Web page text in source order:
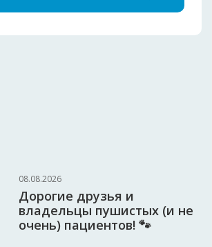
08.08.2026
Дорогие друзья и
владельцы пушистых (и не
очень) пациентов! 🐾